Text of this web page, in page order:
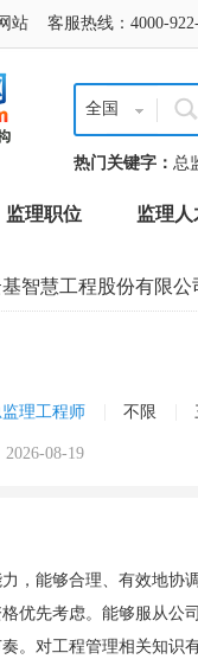
站 客服热线：4000-
全国
热门关键字： 总
监理职位 监理人
智慧工程股份有限公
理工程师 不限
08-19
，能够合理、有效地
优先考虑。能够服从
。对工程管理相关知识